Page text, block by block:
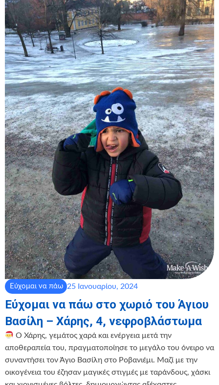
Εύχομαι να πάω 25 Ιανουαρίου, 2024
Εύχομαι να πάω στο χωριό του Άγιου
Βασίλη – Χάρης, 4, νεφροβλάστωμα
Ο Χάρης, γεμάτος χαρά και ενέργεια μετά την
αποθεραπεία του, πραγματοποίησε το μεγάλο του όνειρο να
συναντήσει τον Άγιο Βασίλη στο Ροβανιέμι. Μαζί με την
οικογένεια του έζησαν μαγικές στιγμές με ταράνδους, χάσκι